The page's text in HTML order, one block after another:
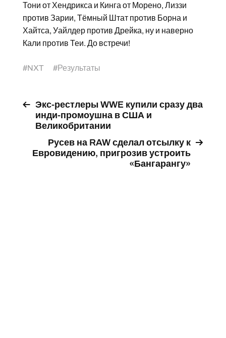
Тони от Хендрикса и Кинга от Морено, Лиззи
против Зарии, Тёмный Штат против Борна и
Хайтса, Уайлдер против Дрейка, ну и наверно
Кали против Теи. До встречи!
#NXT #Результаты
Экс-рестлеры WWE купили сразу два
инди-промоушна в США и
Великобритании
Русев на RAW сделал отсылку к
Евровидению, пригрозив устроить
«Бангарангу»